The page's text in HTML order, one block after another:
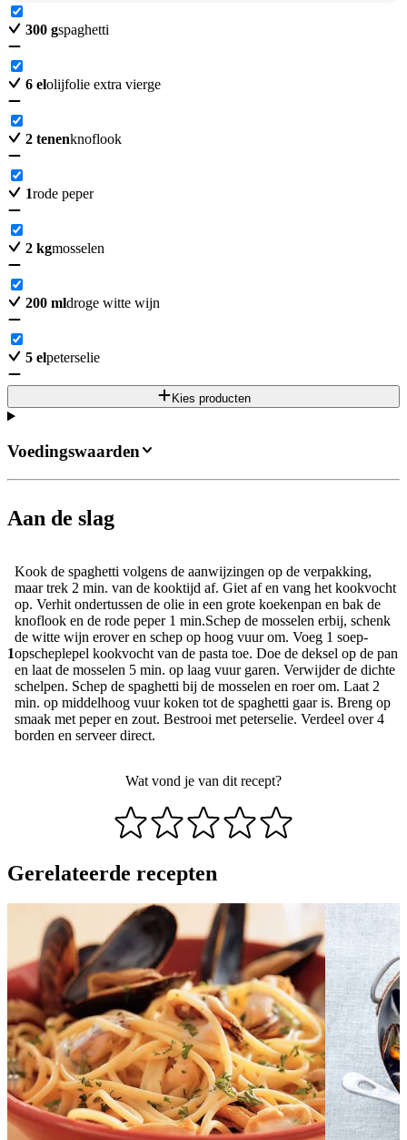
300 gspaghetti
6 elolijfolie extra vierge
2 tenenknoflook
1rode peper
2 kgmosselen
200 mldroge witte wijn
5 elpeterselie
Kies producten
Aan de slag
1
Kook de spaghetti volgens de aanwijzingen op de verpakking,
maar trek 2 min. van de kooktijd af. Giet af en vang het kookvocht
op. Verhit ondertussen de olie in een grote koekenpan en bak de
knoflook en de rode peper 1 min.Schep de mosselen erbij, schenk
de witte wijn erover en schep op hoog vuur om. Voeg 1 soep-
opscheplepel kookvocht van de pasta toe. Doe de deksel op de pan
en laat de mosselen 5 min. op laag vuur garen. Verwijder de dichte
schelpen. Schep de spaghetti bij de mosselen en roer om. Laat 2
min. op middelhoog vuur koken tot de spaghetti gaar is. Breng op
smaak met peper en zout. Bestrooi met peterselie. Verdeel over 4
borden en serveer direct.
Wat vond je van dit recept?
Voedingswaarden
Gerelateerde recepten